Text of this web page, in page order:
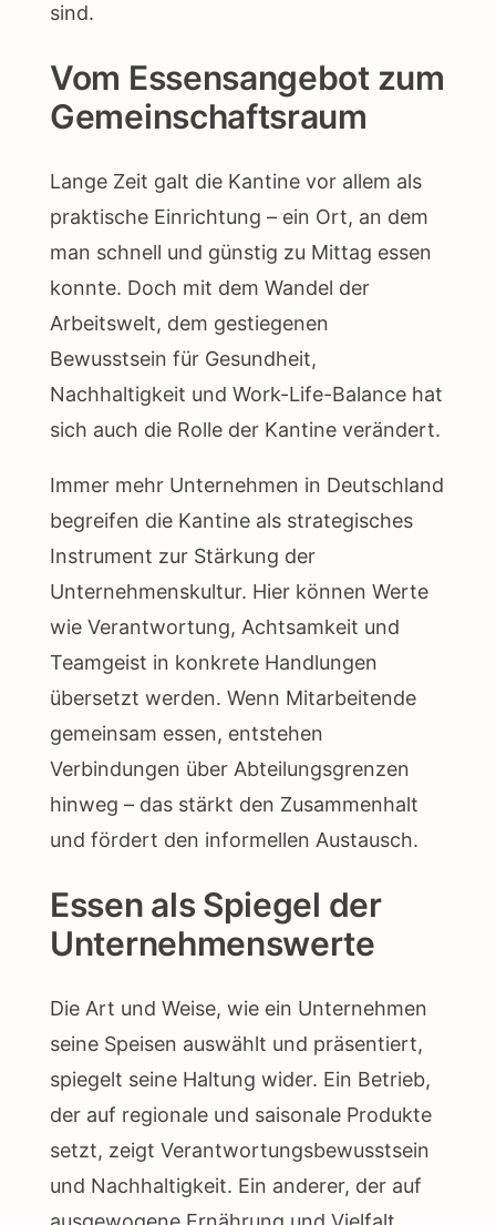
sind.
Vom Essensangebot zum
Gemeinschaftsraum
Lange Zeit galt die Kantine vor allem als
praktische Einrichtung – ein Ort, an dem
man schnell und günstig zu Mittag essen
konnte. Doch mit dem Wandel der
Arbeitswelt, dem gestiegenen
Bewusstsein für Gesundheit,
Nachhaltigkeit und Work-Life-Balance hat
sich auch die Rolle der Kantine verändert.
Immer mehr Unternehmen in Deutschland
begreifen die Kantine als strategisches
Instrument zur Stärkung der
Unternehmenskultur. Hier können Werte
wie Verantwortung, Achtsamkeit und
Teamgeist in konkrete Handlungen
übersetzt werden. Wenn Mitarbeitende
gemeinsam essen, entstehen
Verbindungen über Abteilungsgrenzen
hinweg – das stärkt den Zusammenhalt
und fördert den informellen Austausch.
Essen als Spiegel der
Unternehmenswerte
Die Art und Weise, wie ein Unternehmen
seine Speisen auswählt und präsentiert,
spiegelt seine Haltung wider. Ein Betrieb,
der auf regionale und saisonale Produkte
setzt, zeigt Verantwortungsbewusstsein
und Nachhaltigkeit. Ein anderer, der auf